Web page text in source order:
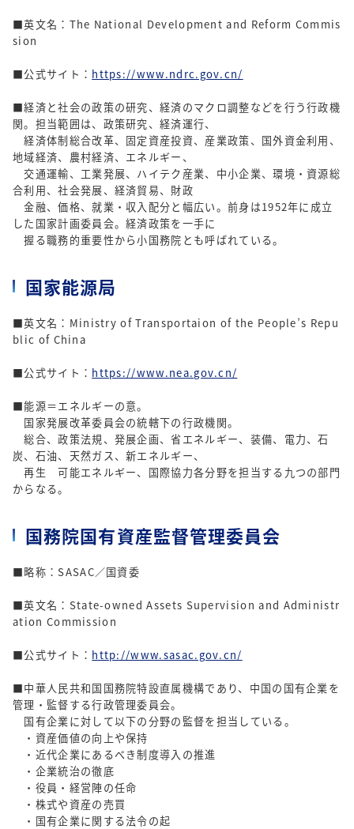
■英文名：The National Development and Reform Commis
sion
■公式サイト： https://www.ndrc.gov.cn/
■経済と社会の政策の研究、経済のマクロ調整などを行う行政機
関。担当範囲は、政策研究、経済運行、
経済体制総合改革、固定資産投資、産業政策、国外資金利用、
地域経済、農村経済、エネルギー、
交通運輸、工業発展、ハイテク産業、中小企業、環境・資源総
合利用、社会発展、経済貿易、財政
金融、価格、就業・収入配分と幅広い。前身は1952年に成立
した国家計画委員会。経済政策を一手に
握る職務的重要性から小国務院とも呼ばれている。
国家能源局
■英文名：Ministry of Transportaion of the People’s Repu
blic of China
■公式サイト： https://www.nea.gov.cn/
■能源＝エネルギーの意。
国家発展改革委員会の統轄下の行政機関。
総合、政策法規、発展企画、省エネルギー、装備、電力、石
炭、石油、天然ガス、新エネルギー、
再生 可能エネルギー、国際協力各分野を担当する九つの部門
からなる。
国務院国有資産監督管理委員会
■略称：SASAC／国資委
■英文名：State-owned Assets Supervision and Administr
ation Commission
■公式サイト： http://www.sasac.gov.cn/
■中華人民共和国国務院特設直属機構であり、中国の国有企業を
管理・監督する行政管理委員会。
国有企業に対して以下の分野の監督を担当している。
・資産価値の向上や保持
・近代企業にあるべき制度導入の推進
・企業統治の徹底
・役員・経営陣の任命
・株式や資産の売買
・国有企業に関する法令の起